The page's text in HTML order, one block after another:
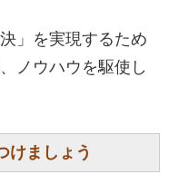
」を実現するため
ノウハウを駆使し
けましょう